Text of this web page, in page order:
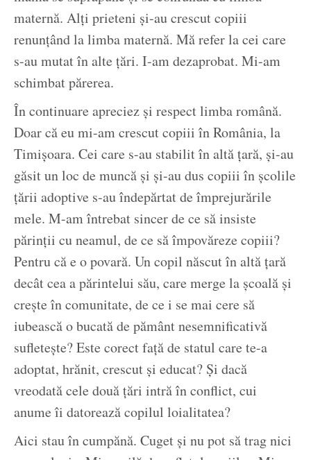
maternă. Alți prieteni și-au crescut copiii
renunțând la limba maternă. Mă refer la cei care
s-au mutat în alte țări. I-am dezaprobat. Mi-am
schimbat părerea.
În continuare apreciez și respect limba română.
Doar că eu mi-am crescut copiii în România, la
Timișoara. Cei care s-au stabilit în altă țară, și-au
găsit un loc de muncă și și-au dus copiii în școlile
țării adoptive s-au îndepărtat de împrejurările
mele. M-am întrebat sincer de ce să insiste
părinții cu neamul, de ce să împovăreze copiii?
Pentru că e o povară. Un copil născut în altă țară
decât cea a părintelui său, care merge la școală și
crește în comunitate, de ce i se mai cere să
iubească o bucată de pământ nesemnificativă
sufletește? Este corect față de statul care te-a
adoptat, hrănit, crescut și educat? Și dacă
vreodată cele două țări intră în conflict, cui
anume îi datorează copilul loialitatea?
Aici stau în cumpănă. Cuget și nu pot să trag nici